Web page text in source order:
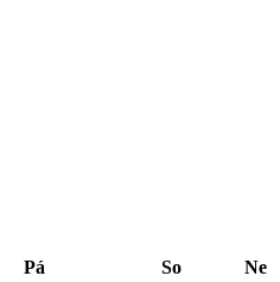
Pá So Ne